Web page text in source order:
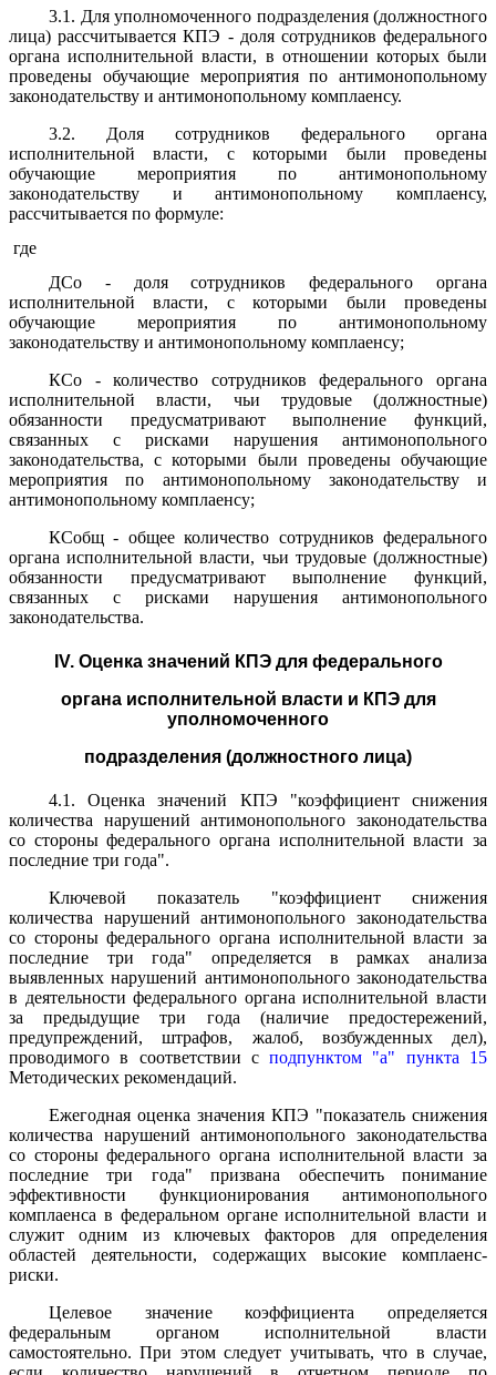
3.1. Для уполномоченного подразделения (должностного
лица) рассчитывается КПЭ - доля сотрудников федерального
органа исполнительной власти, в отношении которых были
проведены обучающие мероприятия по антимонопольному
законодательству и антимонопольному комплаенсу.
3.2. Доля сотрудников федерального органа
исполнительной власти, с которыми были проведены
обучающие мероприятия по антимонопольному
законодательству и антимонопольному комплаенсу,
рассчитывается по формуле:
где
ДСо - доля сотрудников федерального органа
исполнительной власти, с которыми были проведены
обучающие мероприятия по антимонопольному
законодательству и антимонопольному комплаенсу;
КСо - количество сотрудников федерального органа
исполнительной власти, чьи трудовые (должностные)
обязанности предусматривают выполнение функций,
связанных с рисками нарушения антимонопольного
законодательства, с которыми были проведены обучающие
мероприятия по антимонопольному законодательству и
антимонопольному комплаенсу;
КСобщ - общее количество сотрудников федерального
органа исполнительной власти, чьи трудовые (должностные)
обязанности предусматривают выполнение функций,
связанных с рисками нарушения антимонопольного
законодательства.
IV. Оценка значений КПЭ для федерального
органа исполнительной власти и КПЭ для
уполномоченного
подразделения (должностного лица)
4.1. Оценка значений КПЭ "коэффициент снижения
количества нарушений антимонопольного законодательства
со стороны федерального органа исполнительной власти за
последние три года".
Ключевой показатель "коэффициент снижения
количества нарушений антимонопольного законодательства
со стороны федерального органа исполнительной власти за
последние три года" определяется в рамках анализа
выявленных нарушений антимонопольного законодательства
в деятельности федерального органа исполнительной власти
за предыдущие три года (наличие предостережений,
предупреждений, штрафов, жалоб, возбужденных дел),
проводимого в соответствии сподпунктом "а" пункта 15
Методических рекомендаций.
Ежегодная оценка значения КПЭ "показатель снижения
количества нарушений антимонопольного законодательства
со стороны федерального органа исполнительной власти за
последние три года" призвана обеспечить понимание
эффективности функционирования антимонопольного
комплаенса в федеральном органе исполнительной власти и
служит одним из ключевых факторов для определения
областей деятельности, содержащих высокие комплаенс-
риски.
Целевое значение коэффициента определяется
федеральным органом исполнительной власти
самостоятельно. При этом следует учитывать, что в случае,